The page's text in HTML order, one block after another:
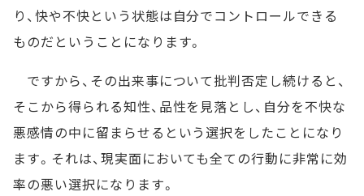
り、快や不快という状態は自分でコントロールできる
ものだということになります。
ですから、その出来事について批判否定し続けると、
そこから得られる知性、品性を見落とし、自分を不快な
悪感情の中に留まらせるという選択をしたことになり
ます。それは、現実面においても全ての行動に非常に効
率の悪い選択になります。